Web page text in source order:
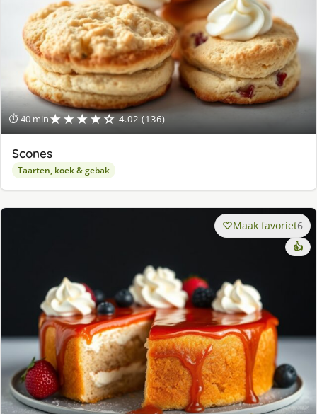
⏱ 40 min★★★★☆ 4.02 (136)
Scones
Taarten, koek & gebak
Maak favoriet6
👍